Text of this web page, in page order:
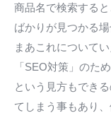
商品名で検索する
ばかりが見つかる場
まあこれについて
「SEO対策」のた
という見方もでき
てしまう事もあり